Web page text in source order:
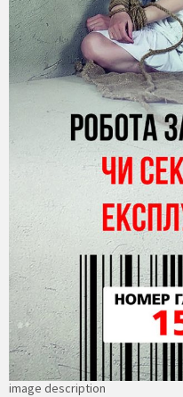
image description